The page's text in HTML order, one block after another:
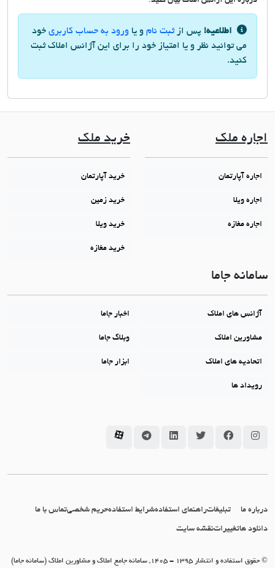
اطلاعیه! پس ازثبت نام و یا ورود به حساب کاربری خود
می توانید نظر و یا امتیاز خود را برای این آژانس املاک ثبت
کنید.
اجاره ملک
اجاره آپارتمان
اجاره ویلا
اجاره مغازه
خرید ملک
خرید آپارتمان
خرید زمین
خرید ویلا
خرید مغازه
سامانه جاما
آژانس های املاک اخبار جاما
مشاورین املاک وبلاگ جاما
اتحادیه های املاک ابزار جاما
رویداد ها
سامانه جاما در اینستاگرام
سامانه جاما در فیسبوک
سامانه جاما در توئیتر
سامانه جاما در لینکداین
سامانه جاما در تلگرام
سامانه جاما در آپارات
درباره ما تبلیغاتراهنمای استفادهشرایط استفادهحریم شخصیتماس با ما
دانلود هاتغییراتنقشه سایت
© حقوق استفاده و انتشار 1395 - 1405, سامانه جامع املاک و مشاورین املاک (سامانه جاما)